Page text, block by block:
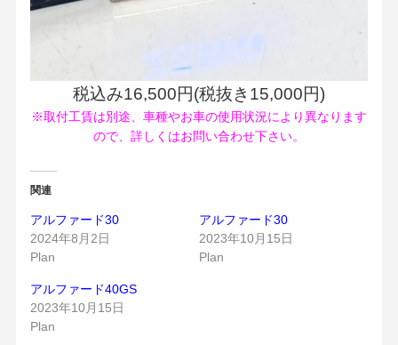
税込み16,500円(税抜き15,000円)
※取付工賃は別途、車種やお車の使用状況により異なります
ので、詳しくはお問い合わせ下さい。
関連
アルファード30
2024年8月2日
Plan
アルファード30
2023年10月15日
Plan
アルファード40GS
2023年10月15日
Plan